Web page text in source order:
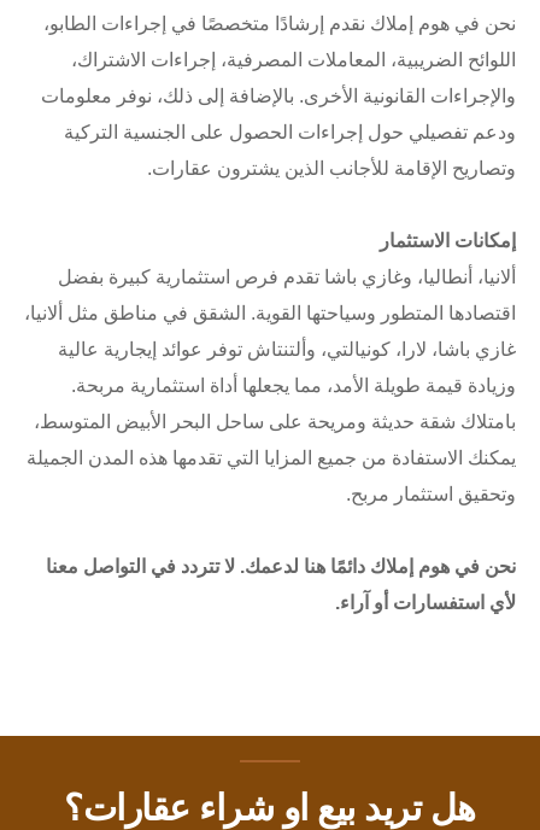
نحن في هوم إملاك نقدم إرشادًا متخصصًا في إجراءات الطابو،
اللوائح الضريبية، المعاملات المصرفية، إجراءات الاشتراك،
والإجراءات القانونية الأخرى. بالإضافة إلى ذلك، نوفر معلومات
ودعم تفصيلي حول إجراءات الحصول على الجنسية التركية
وتصاريح الإقامة للأجانب الذين يشترون عقارات.
إمكانات الاستثمار
ألانيا، أنطاليا، وغازي باشا تقدم فرص استثمارية كبيرة بفضل
اقتصادها المتطور وسياحتها القوية. الشقق في مناطق مثل ألانيا،
غازي باشا، لارا، كونيالتي، وألتنتاش توفر عوائد إيجارية عالية
وزيادة قيمة طويلة الأمد، مما يجعلها أداة استثمارية مربحة.
بامتلاك شقة حديثة ومريحة على ساحل البحر الأبيض المتوسط،
يمكنك الاستفادة من جميع المزايا التي تقدمها هذه المدن الجميلة
وتحقيق استثمار مربح.
نحن في هوم إملاك دائمًا هنا لدعمك. لا تتردد في التواصل معنا
لأي استفسارات أو آراء.
هل تريد بيع او شراء عقارات؟